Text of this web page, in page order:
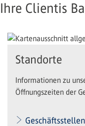
Ihre Clientis
Standorte
Informationen zu
Öffnungszeiten der
Geschäftsstellen